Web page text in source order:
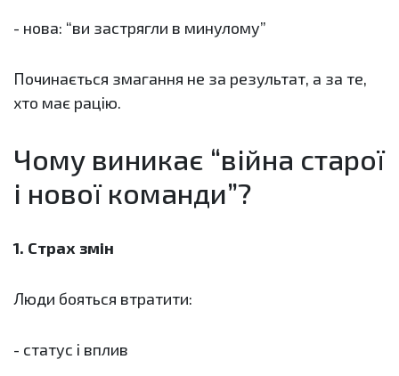
- нова: “ви застрягли в минулому”
Починається змагання не за результат, а за те,
хто має рацію.
Чому виникає “війна старої
і нової команди”?
1. Страх змін
Люди бояться втратити:
- статус і вплив